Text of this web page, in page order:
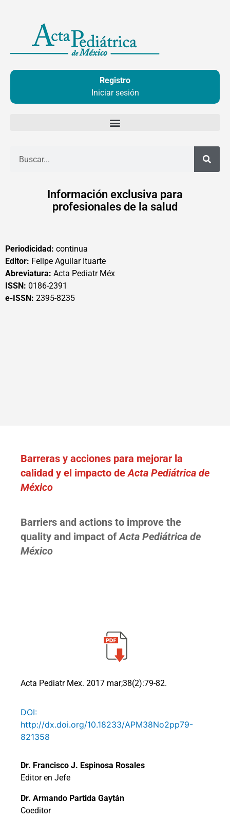
contenido
Registro
Iniciar sesión
Información exclusiva para
profesionales de la salud
Periodicidad: continua
Editor: Felipe Aguilar Ituarte
Abreviatura: Acta Pediatr Méx
ISSN: 0186-2391
e-ISSN: 2395-8235
Barreras y acciones para mejorar la
calidad y el impacto deActa Pediátrica de
México
Barriers and actions to improve the
quality and impact ofActa Pediátrica de
México
Acta Pediatr Mex. 2017 mar;38(2):79-82.
DOI:
http://dx.doi.org/10.18233/APM38No2pp79-
821358
Dr. Francisco J. Espinosa Rosales
Editor en Jefe
Dr. Armando Partida Gaytán
Coeditor